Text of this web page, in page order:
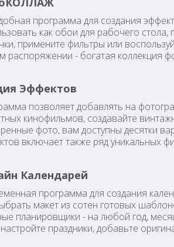
программа для создания
как обои для рабочего
примените фильтры или
распоряжении - богатая коллекция
Эффектов
позволяет добавлять на
кинофильмов, создавайте
фото, вам доступны десятки
включает также ряд уникальных
Календарей
программа для создания
макет из сотен готовых
планировщики - на любой год,
праздники, добавьте